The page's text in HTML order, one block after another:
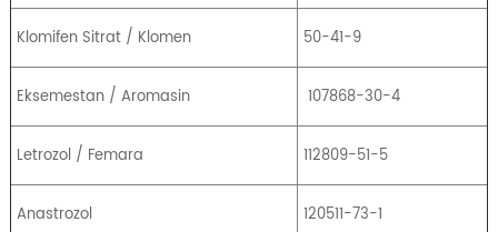
Klomifen Sitrat / Klomen 50-41-9
Eksemestan / Aromasin 107868-30-4
Letrozol / Femara 112809-51-5
Anastrozol 120511-73-1